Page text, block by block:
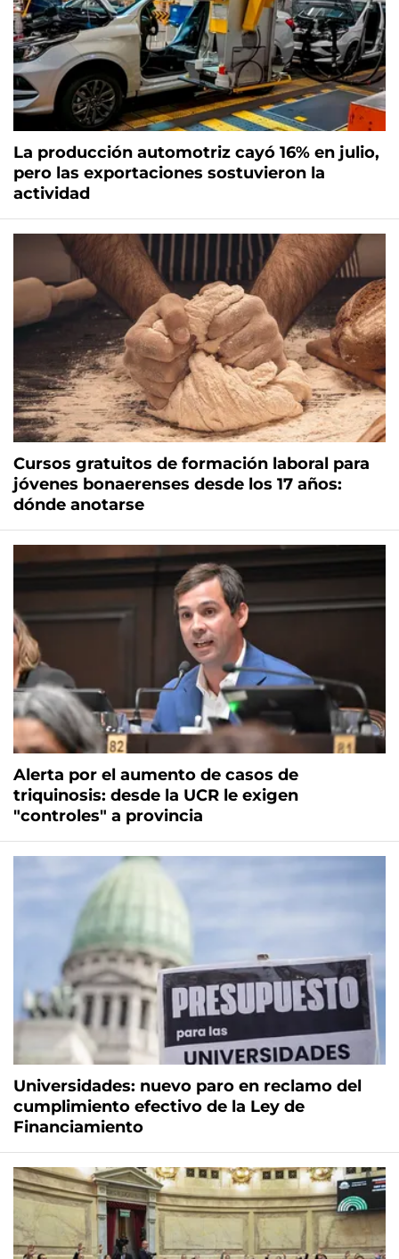
La producción automotriz cayó 16% en julio,
pero las exportaciones sostuvieron la
actividad
Cursos gratuitos de formación laboral para
jóvenes bonaerenses desde los 17 años:
dónde anotarse
Alerta por el aumento de casos de
triquinosis: desde la UCR le exigen
"controles" a provincia
Universidades: nuevo paro en reclamo del
cumplimiento efectivo de la Ley de
Financiamiento